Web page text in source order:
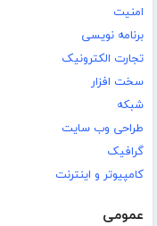
امنیت
برنامه نویسی
تجارت الکترونیک
سخت افزار
شبکه
طراحی وب سایت
گرافیک
کامپیوتر و اینترنت
عمومی